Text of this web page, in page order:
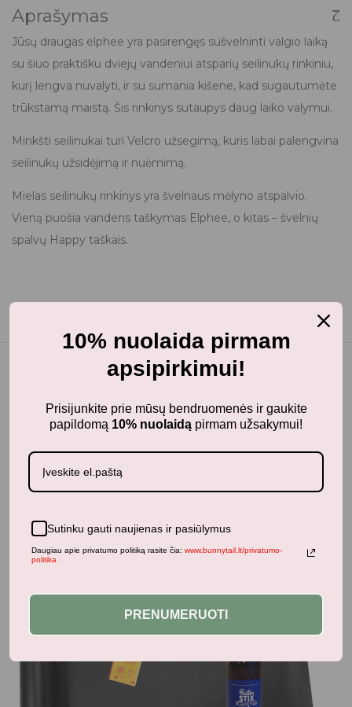
Aprašymas
Jūsų draugas elphee yra pasirengęs sušvelninti valgio laiką
su šiuo praktišku dviejų vandeniui atsparių seilinukų rinkiniu,
kurį lengva nuvalyti, ir su sumania kišene, kad sugautumėte
trūkstamą maistą. Šis rinkinys sutaupys daug laiko valymui.
Minkšti seilinukai turi Velcro užsegimą, kuris labai palengvina
seilinukų užsidėjimą ir nuėmimą.
Mielas seilinukų rinkinys yra švelnaus mėlyno atspalvio.
Vieną puošia vandens taškymas Elphee, o kitas – švelnių
spalvų Happy taškais.
Panašūs produktai
10% nuolaida pirmam
apsipirkimui!
Prisijunkite prie mūsų bendruomenės ir gaukite
papildomą 10% nuolaidą pirmam užsakymui!
Sutinku gauti naujienas ir pasiūlymus
Daugiau apie privatumo politiką rasite čia: www.bunnytail.lt/privatumo-
politika
PRENUMERUOTI